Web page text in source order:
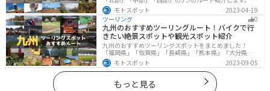
然豊かな山々や湖、温泉地が点在し、四季折々の景色を
楽しめるスポットが多数あります。バイクで秋田県にツ
ーリングに行く際は参考にしてください。
モトスポット
2023-04-19
ツーリング
0
九州のおすすめツーリングルート！バイクで行
きたい絶景スポットや観光スポット紹介
九州のおすすめツーリングスポットをまとめました！
「福岡県」「佐賀県」「長崎県」「熊本県」「大分県」
「宮崎都」「鹿児島県」の各県の観光地紹介します。自
然豊かな山々や湖、温泉地が点在し、四季折々の景色を
楽しめるスポットが多数あります。バイクで九州にツー
リングに行く際は参考にしてください。
モトスポット 2023-09-05
もっと見る